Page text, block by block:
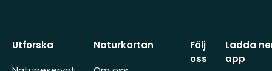
Utforska
Naturkartan
Följ
oss
Ladda
app